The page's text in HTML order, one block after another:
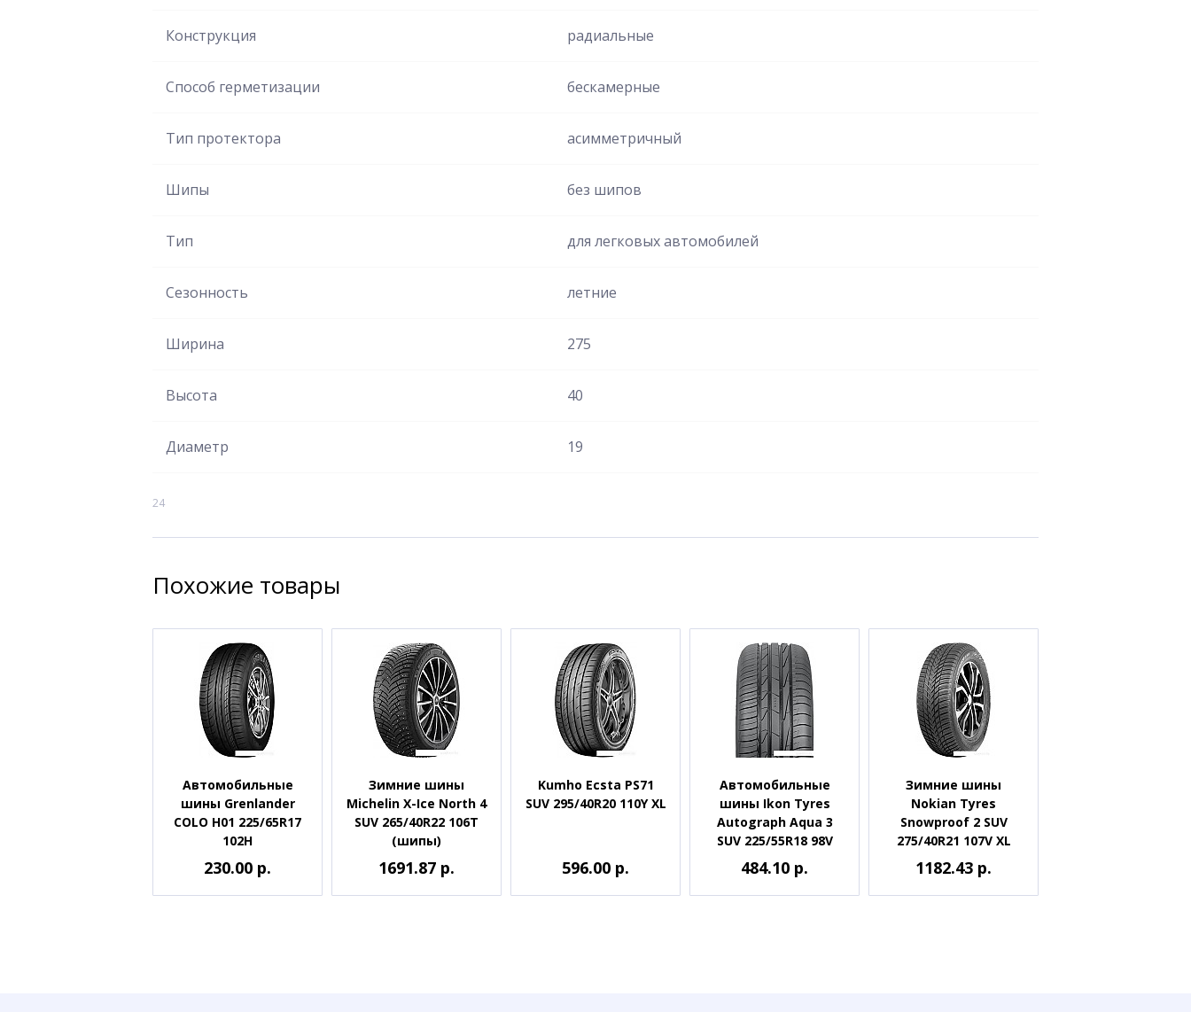
Конструкция радиальные
Способ герметизации бескамерные
Тип протектора асимметричный
Шипы без шипов
Тип для легковых автомобилей
Сезонность летние
Ширина 275
Высота 40
Диаметр 19
24
Похожие товары
Автомобильные
шины Grenlander
COLO H01 225/65R17
102H
230.00 р.
Зимние шины
Michelin X-Ice North 4
SUV 265/40R22 106T
(шипы)
1691.87 р.
Kumho Ecsta PS71
SUV 295/40R20 110Y XL
596.00 р.
Автомобильные
шины Ikon Tyres
Autograph Aqua 3
SUV 225/55R18 98V
484.10 р.
Зимние шины
Nokian Tyres
Snowproof 2 SUV
275/40R21 107V XL
1182.43 р.